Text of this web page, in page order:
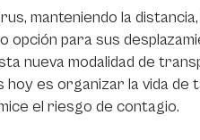
manteniendo la
para sus
nueva modalidad de
es organizar la vida de
el riesgo de contagio.